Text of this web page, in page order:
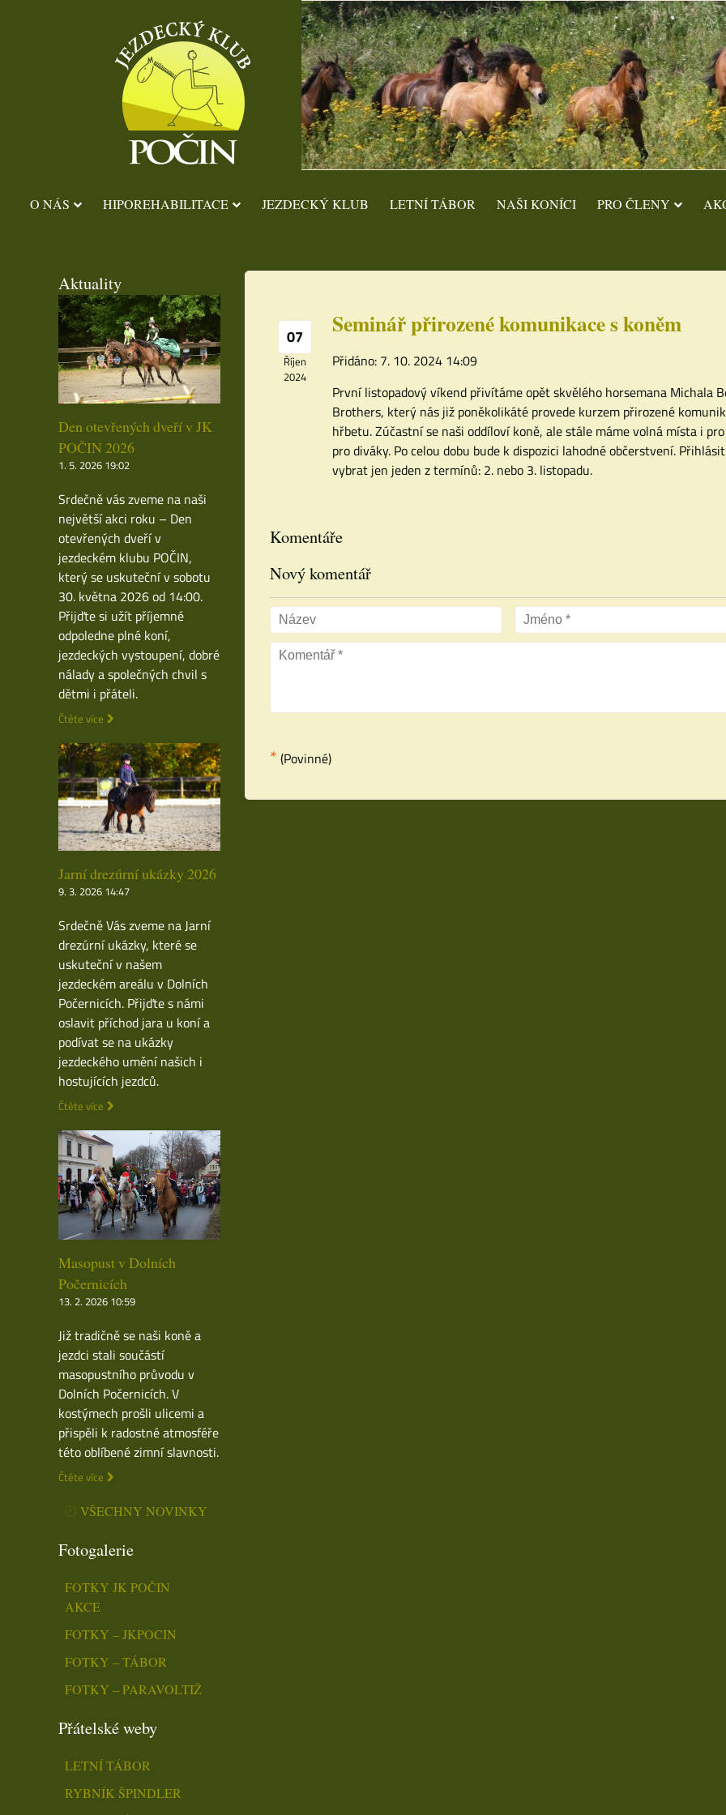
O NÁS HIPOREHABILITACE JEZDECKÝ KLUB LETNÍ TÁBOR NAŠI KONÍCI PRO ČLENY
07
Říjen
2024
Seminář přirozené komunikace s koněm
Přidáno: 7. 10. 2024 14:09
První listopadový víkend přivítáme opět skvělého horsemana Michala
Brothers, který nás již poněkolikáté provede kurzem přirozené
hřbetu. Zúčastní se naši oddíloví koně, ale stále máme volná místa i
pro diváky. Po celou dobu bude k dispozici lahodné občerstvení.
vybrat jen jeden z termínů: 2. nebo 3. listopadu.
Komentáře
Nový komentář
* (Povinné)
Aktuality
Den otevřených dveří v JK
POČIN 2026
1. 5. 2026 19:02
Srdečně vás zveme na naši
největší akci roku – Den
otevřených dveří v
jezdeckém klubu POČIN,
který se uskuteční v sobotu
30. května 2026 od 14:00.
Přijďte si užít příjemné
odpoledne plné koní,
jezdeckých vystoupení, dobré
nálady a společných chvil s
dětmi i přáteli.
Čtěte více
Jarní drezúrní ukázky 2026
9. 3. 2026 14:47
Srdečně Vás zveme na Jarní
drezúrní ukázky, které se
uskuteční v našem
jezdeckém areálu v Dolních
Počernicích. Přijďte s námi
oslavit příchod jara u koní a
podívat se na ukázky
jezdeckého umění našich i
hostujících jezdců.
Čtěte více
Masopust v Dolních
Počernicích
13. 2. 2026 10:59
Již tradičně se naši koně a
jezdci stali součástí
masopustního průvodu v
Dolních Počernicích. V
kostýmech prošli ulicemi a
přispěli k radostné atmosféře
této oblíbené zimní slavnosti.
Čtěte více
VŠECHNY NOVINKY
Fotogalerie
FOTKY JK POČIN
AKCE
FOTKY – JKPOCIN
FOTKY – TÁBOR
FOTKY – PARAVOLTIŽ
Přátelské weby
LETNÍ TÁBOR
RYBNÍK ŠPINDLER